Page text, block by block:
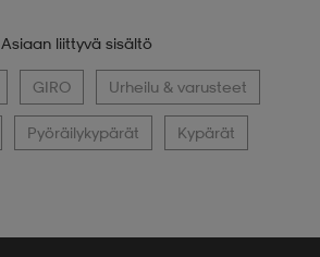
Asiaan liittyvä sisältö
GIRO Urheilu & varusteet
Pyöräilykypärät Kypärät